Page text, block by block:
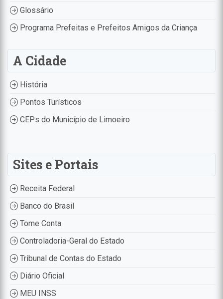
Glossário
Programa Prefeitas e Prefeitos Amigos da Criança
A Cidade
História
Pontos Turísticos
CEPs do Município de Limoeiro
Sites e Portais
Receita Federal
Banco do Brasil
Tome Conta
Controladoria-Geral do Estado
Tribunal de Contas do Estado
Diário Oficial
MEU INSS